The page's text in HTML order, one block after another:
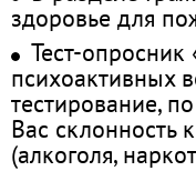
здоровье для
Тест-опросник
психоактивных
тестирование,
Вас склонность
(алкоголя,